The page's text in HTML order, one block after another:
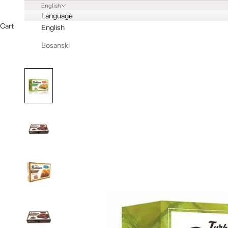
English
Language
English
Bosanski
Cart